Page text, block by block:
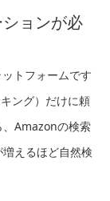
ョンが必
トフォームです
ング）だけに頼
、Amazonの検索
えるほど自然検